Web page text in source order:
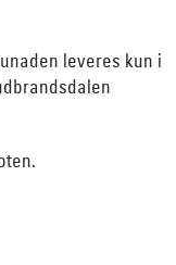
leveres kun i